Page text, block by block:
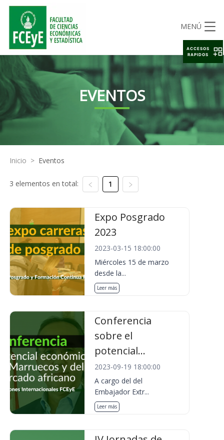
MENÚ
EVENTOS
Inicio > Eventos
3 elementos en total: 1
Expo Posgrado
2023
2023-03-15 18:00:00
Miércoles 15 de marzo
desde la...
Leer más
Conferencia
sobre el
potencial...
2023-09-19 18:00:00
A cargo del del
Embajador Extr...
Leer más
ACCESOS
RAPIDOS